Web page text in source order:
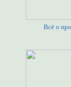
Всё о